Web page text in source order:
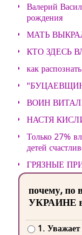
Валерий
рождения
МАТЬ
КТО ЗДЕСЬ
как
ВОИН
НАСТЯ
Только 27%
детей
ГРЯЗНЫЕ
почему, по
УКРАИНЕ в
1.